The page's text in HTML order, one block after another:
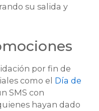
su salida y
por fin de
como el Día de
SMS con
hayan dado